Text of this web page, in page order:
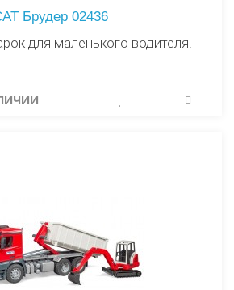
Брудер 02436
для маленького водителя.